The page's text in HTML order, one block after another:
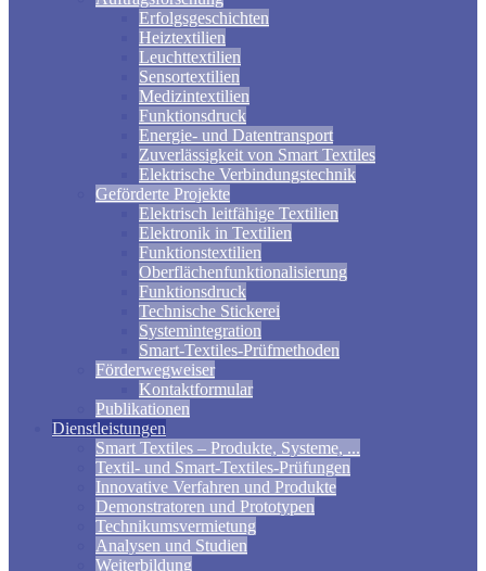
Erfolgsgeschichten
Heiztextilien
Leuchttextilien
Sensortextilien
Medizintextilien
Funktionsdruck
Energie- und Datentransport
Zuverlässigkeit von Smart Textiles
Elektrische Verbindungstechnik
Geförderte Projekte
Elektrisch leitfähige Textilien
Elektronik in Textilien
Funktionstextilien
Oberflächenfunktionalisierung
Funktionsdruck
Technische Stickerei
Systemintegration
Smart-Textiles-Prüfmethoden
Förderwegweiser
Kontaktformular
Publikationen
Dienstleistungen
Smart Textiles – Produkte, Systeme, ...
Textil- und Smart-Textiles-Prüfungen
Innovative Verfahren und Produkte
Demonstratoren und Prototypen
Technikumsvermietung
Analysen und Studien
Weiterbildung